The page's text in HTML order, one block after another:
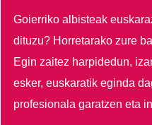
Goierriko albisteak
dituzu? Horretarako zure
Egin zaitez harpidedun,
esker, euskaratik eginda
profesionala garatzen eta